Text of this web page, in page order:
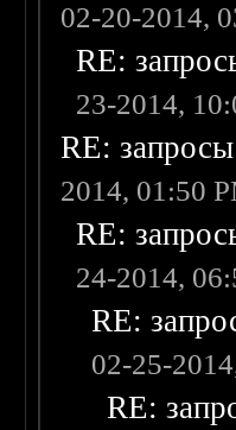
02-20-2014,
RE:
23-2014,
RE:
2014, 01:50
RE:
24-2014,
RE:
02-25-
RE: